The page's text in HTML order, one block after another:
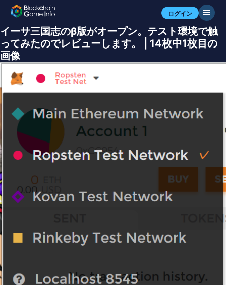
ログイン
イーサ三国志のβ版がオープン。テスト環境で触
ってみたのでレビューします。 | 14枚中1枚目の
画像